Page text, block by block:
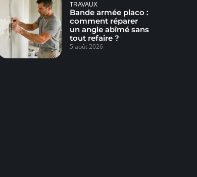
TRAVAUX
Bande armée placo :
comment réparer
un angle abîmé sans
tout refaire ?
5 août 2026